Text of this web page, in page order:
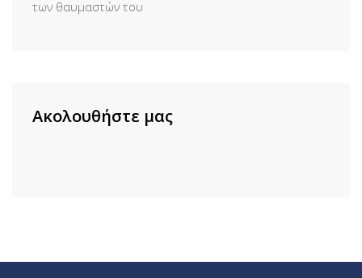
των θαυμαστών του
Ακολουθήστε μας